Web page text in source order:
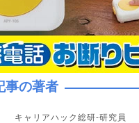
事の著者
キャリアハック総研-研究員